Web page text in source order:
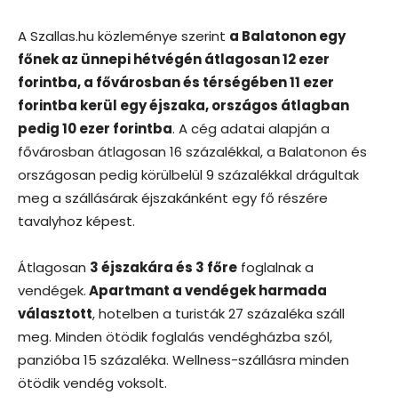
A Szallas.hu közleménye szerint a Balatonon egy
főnek az ünnepi hétvégén átlagosan 12 ezer
forintba, a fővárosban és térségében 11 ezer
forintba kerül egy éjszaka, országos átlagban
pedig 10 ezer forintba. A cég adatai alapján a
fővárosban átlagosan 16 százalékkal, a Balatonon és
országosan pedig körülbelül 9 százalékkal drágultak
meg a szállásárak éjszakánként egy fő részére
tavalyhoz képest.
Átlagosan 3 éjszakára és 3 főre foglalnak a
vendégek.Apartmant a vendégek harmada
választott, hotelben a turisták 27 százaléka száll
meg. Minden ötödik foglalás vendégházba szól,
panzióba 15 százaléka. Wellness-szállásra minden
ötödik vendég voksolt.